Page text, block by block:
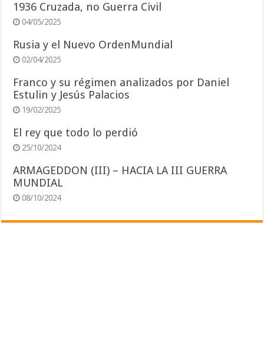
1936 Cruzada, no Guerra Civil
04/05/2025
Rusia y el Nuevo OrdenMundial
02/04/2025
Franco y su régimen analizados por Daniel
Estulin y Jesús Palacios
19/02/2025
El rey que todo lo perdió
25/10/2024
ARMAGEDDON (III) – HACIA LA III GUERRA
MUNDIAL
08/10/2024